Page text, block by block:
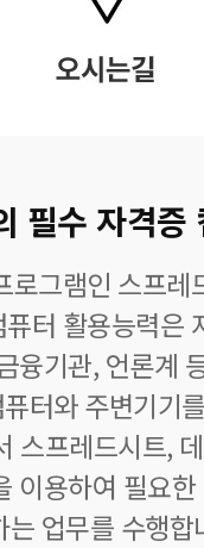
필수 자격증
로그램인 스프
터 활용능력은
융기관, 언론계
터와 주변기기
스프레드시트,
이용하여 필요
는 업무를 수행합